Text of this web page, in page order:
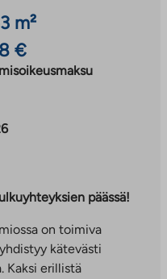
m²
€
päässä!
on toimiva
kätevästi
Kaksi erillistä